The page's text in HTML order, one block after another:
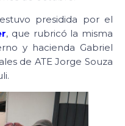
presidida por el
, que rubricó la misma
y hacienda Gabriel
de ATE Jorge Souza